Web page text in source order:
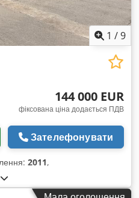
1 /9
144 000 EUR
фіксована ціна додається ПДВ
Зателефонувати
2011,